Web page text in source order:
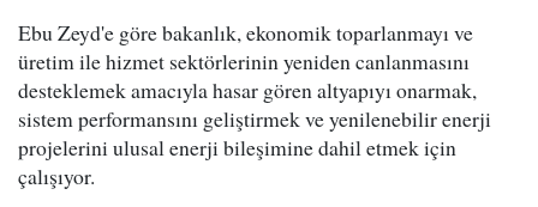
Ebu Zeyd'e göre bakanlık, ekonomik toparlanmayı ve
üretim ile hizmet sektörlerinin yeniden canlanmasını
desteklemek amacıyla hasar gören altyapıyı onarmak,
sistem performansını geliştirmek ve yenilenebilir enerji
projelerini ulusal enerji bileşimine dahil etmek için
çalışıyor.